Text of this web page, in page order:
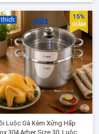
Luộc Gà Kèm Xửng Hấp
304 Arber Size 30, Luộc
thích 15%
GIẢM